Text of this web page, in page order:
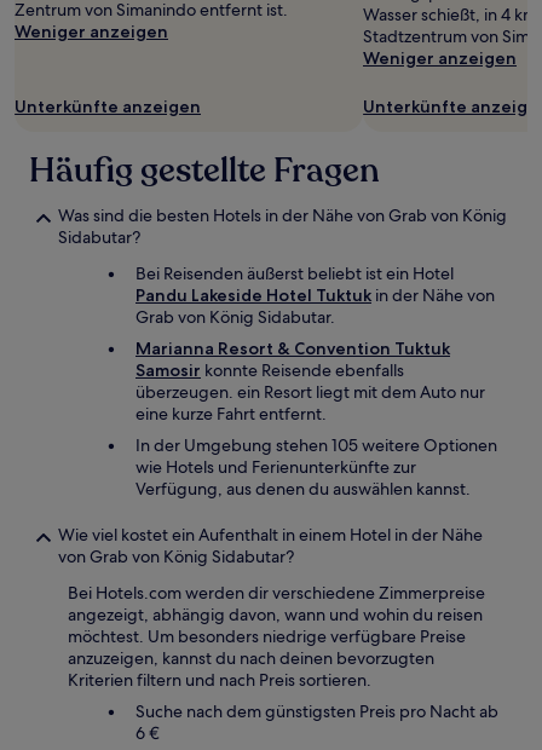
Zentrum von Simanindo entfernt ist.
Weniger anzeigen
Unterkünfte anzeigen
Wasser schießt, in 4
Stadtzentrum von
Weniger anzeigen
Unterkünfte
Häufig gestellte Fragen
Was sind die besten Hotels in der Nähe von Grab von König
Sidabutar?
Bei Reisenden äußerst beliebt ist ein Hotel
Pandu Lakeside Hotel Tuktuk in der Nähe von
Grab von König Sidabutar.
Marianna Resort & Convention Tuktuk
Samosir konnte Reisende ebenfalls
überzeugen. ein Resort liegt mit dem Auto nur
eine kurze Fahrt entfernt.
In der Umgebung stehen 105 weitere Optionen
wie Hotels und Ferienunterkünfte zur
Verfügung, aus denen du auswählen kannst.
Wie viel kostet ein Aufenthalt in einem Hotel in der Nähe
von Grab von König Sidabutar?
Bei Hotels.com werden dir verschiedene Zimmerpreise
angezeigt, abhängig davon, wann und wohin du reisen
möchtest. Um besonders niedrige verfügbare Preise
anzuzeigen, kannst du nach deinen bevorzugten
Kriterien filtern und nach Preis sortieren.
Suche nach dem günstigsten Preis pro Nacht ab
6 €